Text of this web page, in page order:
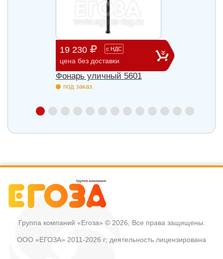
19 230 с НДС
цена без доставки
Фонарь уличный 5601
под заказ.
Группа компаний «Егоза» © 2026, Все права защищены.
ООО «ЕГОЗА» 2011-2026 г; деятельность лицензирована